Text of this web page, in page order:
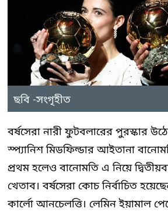
ছবি -সংগৃহীত
বর্ষসেরা নারী ফুটবলারের পুরস্কার
স্প্যানিশ মিডফিল্ডার আইতানা
প্রথম হলেও বানোমতি এ নিয়ে
খেতাব। বর্ষসেরা কোচ নির্বাচিত
কার্লো আনচেলত্তি। লেমিন ইয়ামাল